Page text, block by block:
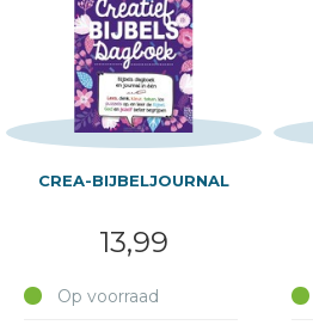
CREA-BIJBELJOURNAL
13,99
Op voorraad